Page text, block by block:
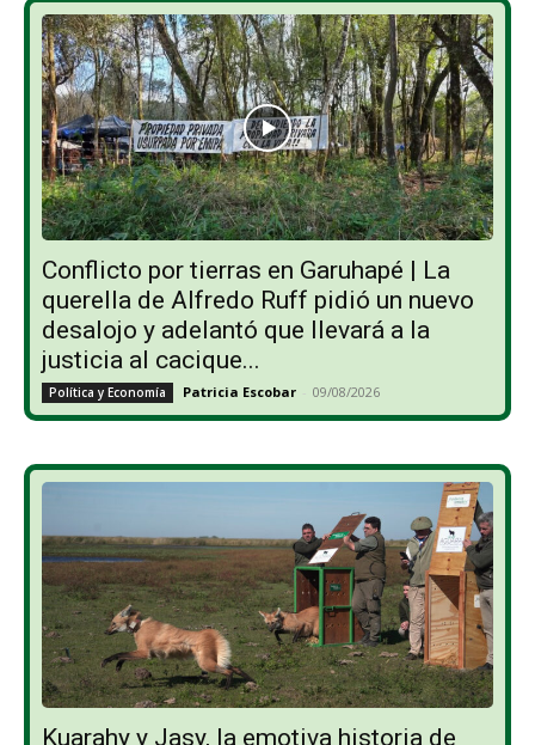
Conflicto por tierras en Garuhapé | La
querella de Alfredo Ruff pidió un nuevo
desalojo y adelantó que llevará a la
justicia al cacique...
Política y Economía Patricia Escobar - 09/08/2026
Kuarahy y Jasy, la emotiva historia de